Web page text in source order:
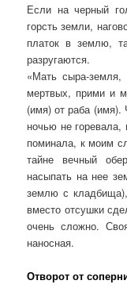
Если на черный
горсть земли,
платок в землю,
разругаются.
«Мать сыра-
мертвых, прими и
(имя) от раба (имя).
ночью не
поминала, к моим
тайне вечный
насыпать на нее
землю с
вместо отсушки
очень сложно.
наносная.
Отворот от